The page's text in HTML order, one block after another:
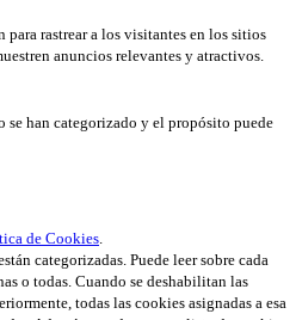
rastrear a los visitantes en los sitios
anuncios relevantes y atractivos.
se han categorizado y el propósito puede
de Cookies
categorizadas. Puede leer sobre cada
o todas. Cuando se deshabilitan las
todas las cookies asignadas a esa